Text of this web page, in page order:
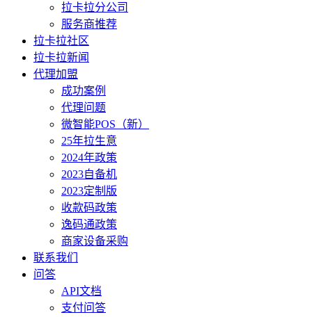
拉卡拉分公司
服务商推荐
拉卡拉社区
拉卡拉新闻
代理加盟
成功案例
代理问题
微智能POS（新）
25年拉生意
2024年政策
2023自备机
2023定制版
收款码政策
逸码通政策
商家设备采购
联系我们
问答
API文档
支付问答